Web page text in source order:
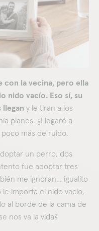
con la vecina, pero ella
nido vacío. Eso sí, su
llegan y le tiran a los
planes. ¿Llegaré a
más de ruido.
un perro, dos
fue adoptar tres
me ignoran… igualito
importa el nido vacío,
al borde de la cama de
nos va la vida?